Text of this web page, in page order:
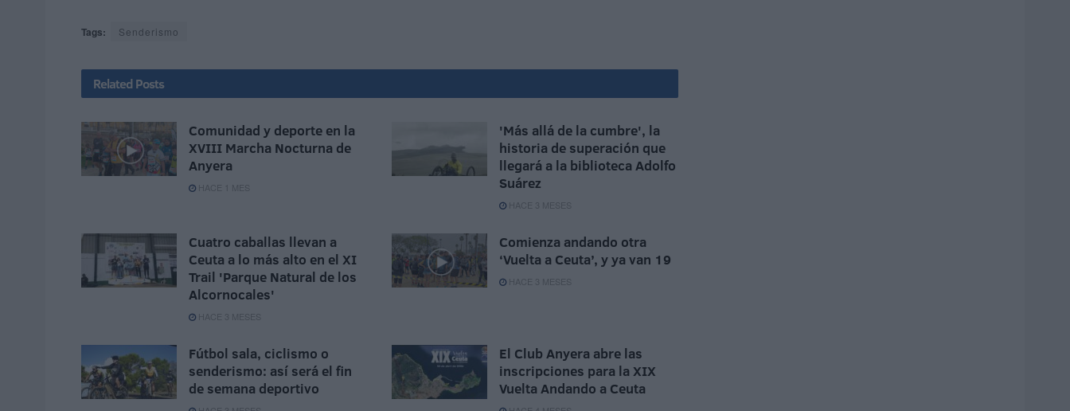
Tags: Senderismo
Related Posts
Comunidad y deporte en la
XVIII Marcha Nocturna de
Anyera
HACE 1 MES
'Más allá de la cumbre', la
historia de superación que
llegará a la biblioteca Adolfo
Suárez
HACE 3 MESES
Cuatro caballas llevan a
Ceuta a lo más alto en el XI
Trail 'Parque Natural de los
Alcornocales'
HACE 3 MESES
Comienza andando otra
‘Vuelta a Ceuta’, y ya van 19
HACE 3 MESES
Fútbol sala, ciclismo o
senderismo: así será el fin
de semana deportivo
El Club Anyera abre las
inscripciones para la XIX
Vuelta Andando a Ceuta